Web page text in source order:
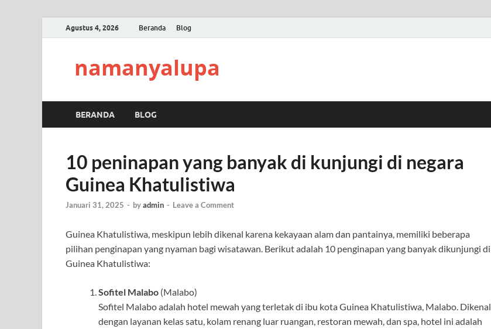
Agustus 4, 2026 Beranda Blog
namanyalupa
BERANDA BLOG
10 peninapan yang banyak di kunjungi di negara
Guinea Khatulistiwa
Januari 31, 2025 - byadmin - Leave a Comment
Guinea Khatulistiwa, meskipun lebih dikenal karena kekayaan alam dan pantainya, memiliki beberapa
pilihan penginapan yang nyaman bagi wisatawan. Berikut adalah 10 penginapan yang banyak dikunjungi di
Guinea Khatulistiwa:
Sofitel Malabo (Malabo)
Sofitel Malabo adalah hotel mewah yang terletak di ibu kota Guinea Khatulistiwa, Malabo. Dikenal
dengan layanan kelas satu, kolam renang luar ruangan, restoran mewah, dan spa, hotel ini adalah